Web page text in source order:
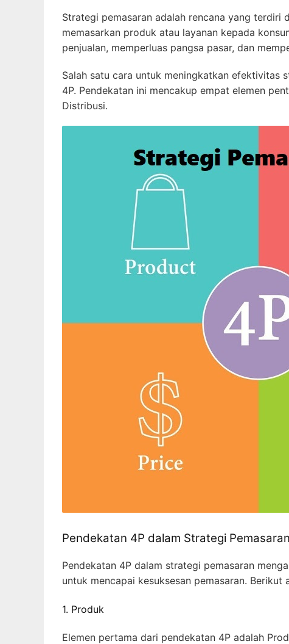
Strategi pemasaran adalah rencana yang
memasarkan produk atau layanan kepada
penjualan, memperluas pangsa pasar, dan
Salah satu cara untuk meningkatkan efektivitas
4P. Pendekatan ini mencakup empat elemen
Distribusi.
Pendekatan 4P dalam Strategi Pemasaran
Pendekatan 4P dalam strategi pemasaran
untuk mencapai kesuksesan pemasaran.
1. Produk
Elemen pertama dari pendekatan 4P adalah